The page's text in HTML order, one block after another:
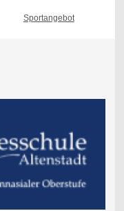
Sportangebot